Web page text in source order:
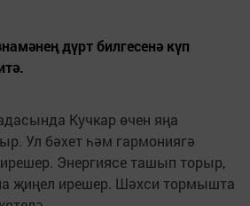
дүрт билгесенә күп
Кучкар өчен яңа
Ул бәхет һәм гармониягә
Энергиясе ташып торыр,
җиңел ирешер. Шәхси тормышта